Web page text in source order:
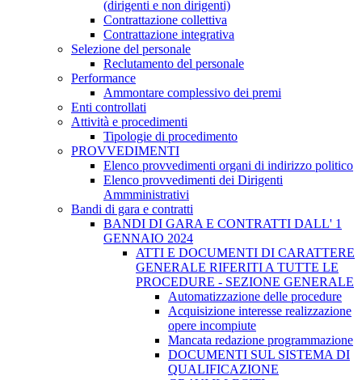
(dirigenti e non dirigenti)
Contrattazione collettiva
Contrattazione integrativa
Selezione del personale
Reclutamento del personale
Performance
Ammontare complessivo dei premi
Enti controllati
Attività e procedimenti
Tipologie di procedimento
PROVVEDIMENTI
Elenco provvedimenti organi di indirizzo politico
Elenco provvedimenti dei Dirigenti
Ammministrativi
Bandi di gara e contratti
BANDI DI GARA E CONTRATTI DALL' 1
GENNAIO 2024
ATTI E DOCUMENTI DI CARATTERE
GENERALE RIFERITI A TUTTE LE
PROCEDURE - SEZIONE GENERALE
Automatizzazione delle procedure
Acquisizione interesse realizzazione
opere incompiute
Mancata redazione programmazione
DOCUMENTI SUL SISTEMA DI
QUALIFICAZIONE